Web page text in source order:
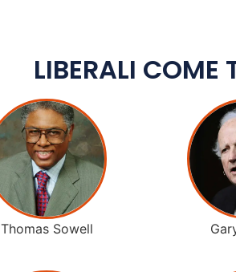
LIBERALI COME
Thomas Sowell